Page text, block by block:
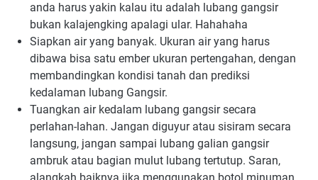
anda harus yakin kalau itu adalah lubang gangsir
bukan kalajengking apalagi ular. Hahahaha
Siapkan air yang banyak. Ukuran air yang harus
dibawa bisa satu ember ukuran pertengahan, dengan
membandingkan kondisi tanah dan prediksi
kedalaman lubang Gangsir.
Tuangkan air kedalam lubang gangsir secara
perlahan-lahan. Jangan diguyur atau sisiram secara
langsung, jangan sampai lubang galian gangsir
ambruk atau bagian mulut lubang tertutup. Saran,